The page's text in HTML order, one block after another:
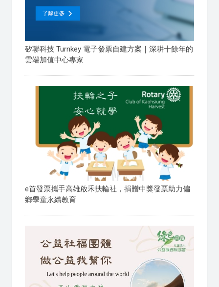
矽聯科技 Turnkey 電子發票自建方案｜深耕十餘年的
雲端加值中心專家
e首發票攜手高雄啟禾扶輪社，捐贈中獎發票助力偏
鄉學童永續教育